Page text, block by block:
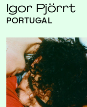
Igor Pjörrt
PORTUGAL